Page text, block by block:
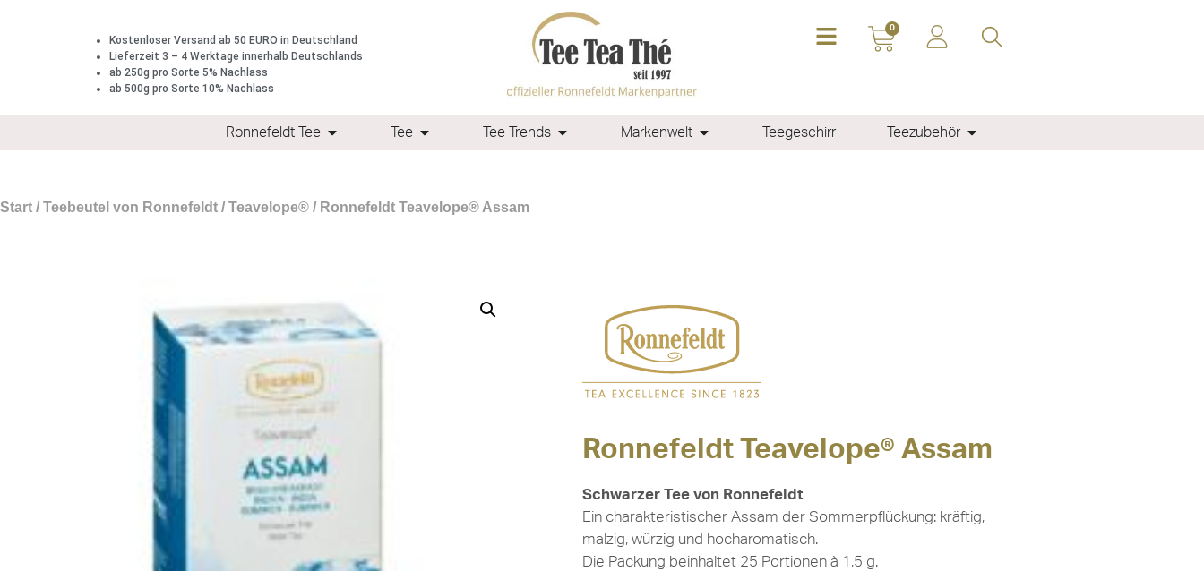
Kostenloser Versand ab 50 EURO in Deutschland
Lieferzeit 3 – 4 Werktage innerhalb Deutschlands
ab 250g pro Sorte 5% Nachlass
ab 500g pro Sorte 10% Nachlass
0
Ronnefeldt Tee Tee Tee Trends Markenwelt Teegeschirr Teezubehör
Start / Teebeutel von Ronnefeldt / Teavelope® / Ronnefeldt Teavelope® Assam
Ronnefeldt Teavelope® Assam
Schwarzer Tee von Ronnefeldt
Ein charakteristischer Assam der Sommerpflückung: kräftig,
malzig, würzig und hocharomatisch.
Die Packung beinhaltet 25 Portionen à 1,5 g.